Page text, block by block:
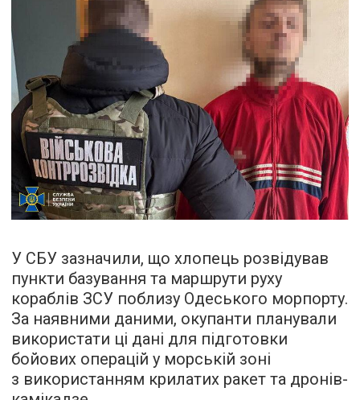
У СБУ зазначили, що хлопець розвідував
пункти базування та маршрути руху
кораблів ЗСУ поблизу Одеського морпорту.
За наявними даними, окупанти планували
використати ці дані для підготовки
бойових операцій у морській зоні
з використанням крилатих ракет та дронів-